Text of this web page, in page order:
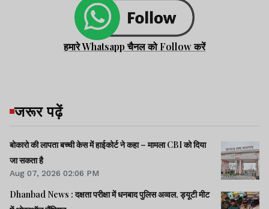
हमारे Whatsapp चैनल को Follow करें
जरूर पढ़ें
बोकारो की लापता बच्ची केस में हाईकोर्ट ने कहा – मामला CBI को दिया
जा सकता है
Aug 07, 2026 02:06 PM
Dhanbad News : दक्षता परीक्षा में धनबाद पुलिस अव्वल, ड्यूटी मीट